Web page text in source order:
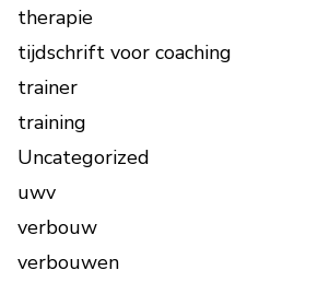
therapie
tijdschrift voor coaching
trainer
training
Uncategorized
uwv
verbouw
verbouwen